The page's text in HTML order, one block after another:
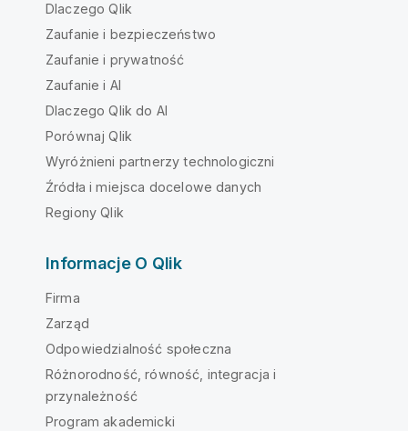
Dlaczego Qlik
Zaufanie i bezpieczeństwo
Zaufanie i prywatność
Zaufanie i AI
Dlaczego Qlik do AI
Porównaj Qlik
Wyróżnieni partnerzy technologiczni
Źródła i miejsca docelowe danych
Regiony Qlik
Informacje O Qlik
Firma
Zarząd
Odpowiedzialność społeczna
Różnorodność, równość, integracja i
przynależność
Program akademicki